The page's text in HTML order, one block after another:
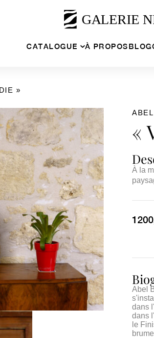
CATALOGUE À PROPOSBLOG
»
«
À la
Abel
dans
dans
le